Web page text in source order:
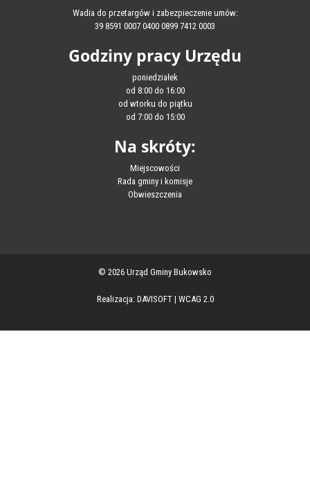
Wadia do przetargów i zabezpieczenie umów:
39 8591 0007 0400 0899 7412 0003
Godziny pracy Urzędu
poniedziałek
od 8:00 do 16:00
od wtorku do piątku
od 7:00 do 15:00
Na skróty:
Miejscowości
Rada gminy i komisje
Obwieszczenia
© 2026 Urząd Gminy Bukowsko
Realizacja: DAVISOFT| WCAG 2.0